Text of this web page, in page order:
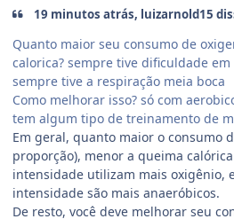
19 minutos atrás, luizarnold15
Quanto maior seu consumo de
calorica? sempre tive dificuldade
sempre tive a respiração meia boca
Como melhorar isso? só com
tem algum tipo de treinamento de
Em geral, quanto maior o consumo
proporção), menor a queima
intensidade utilizam mais oxigênio,
intensidade são mais anaeróbicos.
De resto, você deve melhorar seu